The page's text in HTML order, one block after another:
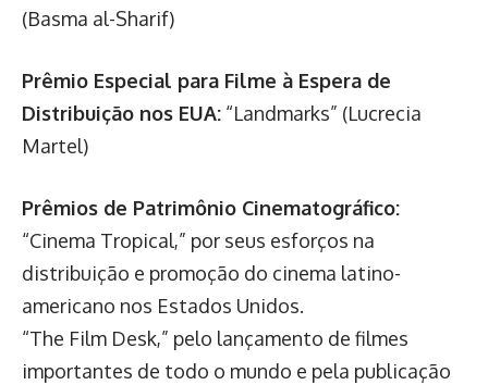
(Basma al-Sharif)
Prêmio Especial para Filme à Espera de
Distribuição nos EUA: “Landmarks” (Lucrecia
Martel)
Prêmios de Patrimônio Cinematográfico:
“Cinema Tropical,” por seus esforços na
distribuição e promoção do cinema latino-
americano nos Estados Unidos.
“The Film Desk,” pelo lançamento de filmes
importantes de todo o mundo e pela publicação